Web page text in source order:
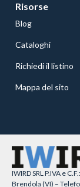
Risorse
Blog
Cataloghi
Richiedi il listino
Mappa del sito
IWIRD SRL P.IVA e
Brendola (VI) –